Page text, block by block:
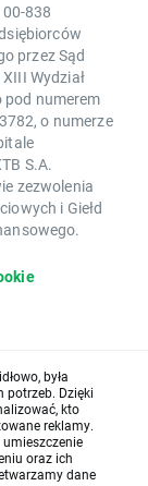
838
przez Sąd
Wydział
pod numerem
o numerze
S.A.
zezwolenia
i Giełd
była
potrzeb. Dzięki
kto
reklamy.
umieszczenie
oraz ich
dane